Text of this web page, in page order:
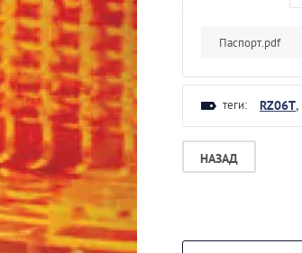
Паспорт.pdf
теги: RZ06T,
НАЗАД